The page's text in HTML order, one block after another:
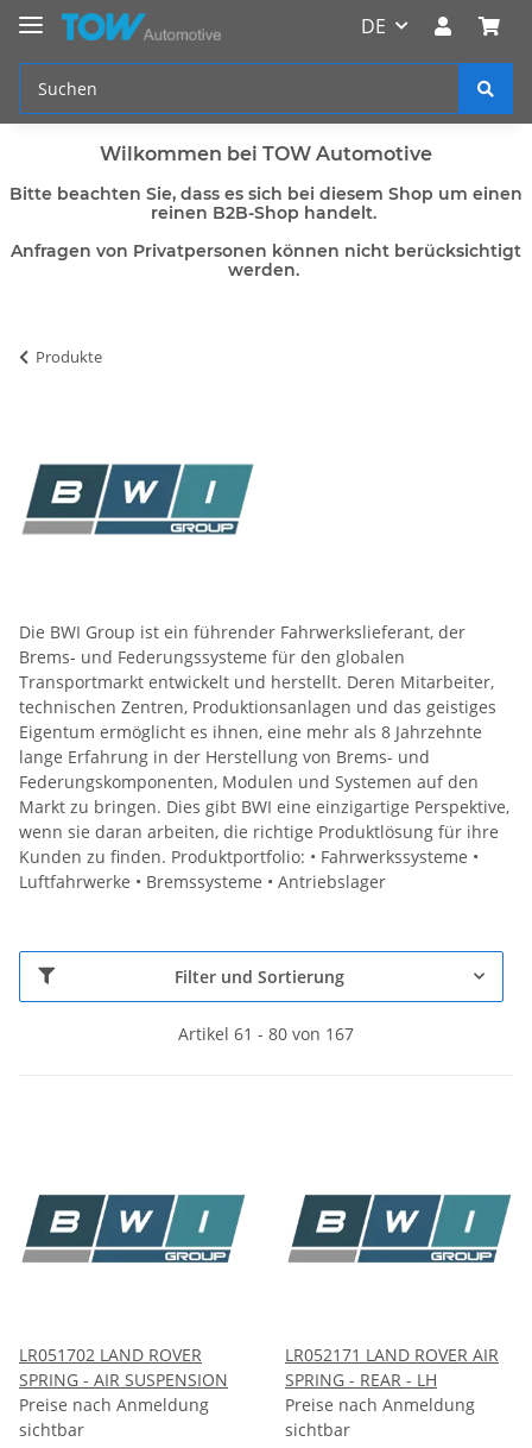
DE
Wilkommen bei TOW Automotive
Bitte beachten Sie, dass es sich bei diesem Shop um einen
reinen B2B-Shop handelt.
Anfragen von Privatpersonen können nicht berücksichtigt
werden.
Produkte
Die BWI Group ist ein führender Fahrwerkslieferant, der
Brems- und Federungssysteme für den globalen
Transportmarkt entwickelt und herstellt. Deren Mitarbeiter,
technischen Zentren, Produktionsanlagen und das geistiges
Eigentum ermöglicht es ihnen, eine mehr als 8 Jahrzehnte
lange Erfahrung in der Herstellung von Brems- und
Federungskomponenten, Modulen und Systemen auf den
Markt zu bringen. Dies gibt BWI eine einzigartige Perspektive,
wenn sie daran arbeiten, die richtige Produktlösung für ihre
Kunden zu finden. Produktportfolio: • Fahrwerkssysteme •
Luftfahrwerke • Bremssysteme • Antriebslager
Filter und Sortierung
Artikel 61 - 80 von 167
LR051702 LAND ROVER
SPRING - AIR SUSPENSION
Preise nach Anmeldung
sichtbar
LR052171 LAND ROVER AIR
SPRING - REAR - LH
Preise nach Anmeldung
sichtbar